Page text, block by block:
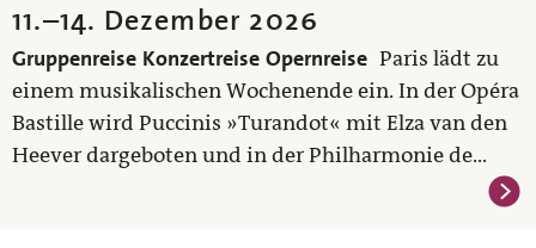
11.–14. Dezember 2026
Gruppenreise Konzertreise Opernreise Paris lädt zu
einem musikalischen Wochenende ein. In der Opéra
Bastille wird Puccinis »Turandot« mit Elza van den
Heever dargeboten und in der Philharmonie de...